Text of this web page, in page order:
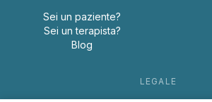
Sei un paziente?
Sei un terapista?
Blog
LEGALE